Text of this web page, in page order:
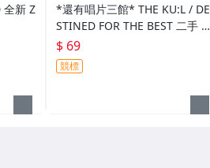
全新 Z
*還有唱片三館* THE KU:L / DE
STINED FOR THE BEST 二手 Z
Z3366(需競標)
$ 69
競標